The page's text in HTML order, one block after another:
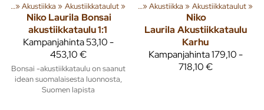
‪»Akustiikka ‪» Akustiikkataulut‪»
Niko Laurila Bonsai
akustiikkataulu 1:1
Kampanjahinta53,10 -
453,10 €
Bonsai -akustiikkataulu on saanut
idean suomalaisesta luonnosta,
Suomen lapista
Tuoteryhmiä ja tuotteita‪»Sisusta‪»Akustiikka ‪» Akustiikkataulut‪»
Niko
Laurila Akustiikkataulu
Karhu
Kampanjahinta179,10 -
718,10 €